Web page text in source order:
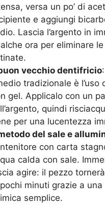
versa un po’ di
e aggiungi
Lascia l’argento in
ora per eliminare
vecchio dentifricio
tradizionale è l’uso
gel. Applicalo con un
quindi
per una lucentezza
del sale e
con carta
calda con sale.
agire: il pezzo
minuti grazie a una
semplice.